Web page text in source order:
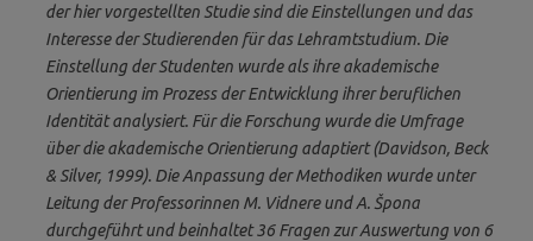
der hier vorgestellten Studie sind die Einstellungen und das
Interesse der Studierenden für das Lehramtstudium. Die
Einstellung der Studenten wurde als ihre akademische
Orientierung im Prozess der Entwicklung ihrer beruflichen
Identität analysiert. Für die Forschung wurde die Umfrage
über die akademische Orientierung adaptiert (Davidson, Beck
& Silver, 1999). Die Anpassung der Methodiken wurde unter
Leitung der Professorinnen M. Vidnere und A. Špona
durchgeführt und beinhaltet 36 Fragen zur Auswertung von 6